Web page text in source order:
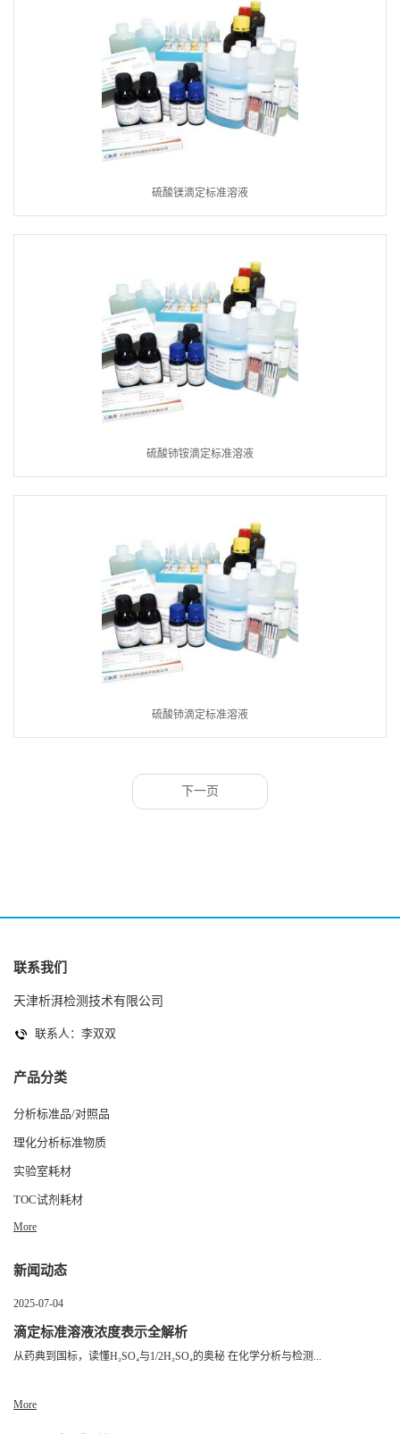
硫酸镁滴定标准溶液
硫酸铈铵滴定标准溶液
硫酸铈滴定标准溶液
下一页
联系我们
天津析湃检测技术有限公司
联系人：李双双
产品分类
分析标准品/对照品
理化分析标准物质
实验室耗材
TOC试剂耗材
More
新闻动态
2025-07-04
滴定标准溶液浓度表示全解析
从药典到国标，读懂H₂SO₄与1/2H₂SO₄的奥秘 在化学分析与检测...
More